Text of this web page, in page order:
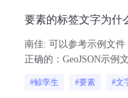
要素的标签文字为什
南佳: 可以参考示例文件
正确的：GeoJSON示例
#鲸孪生 #要素 #文